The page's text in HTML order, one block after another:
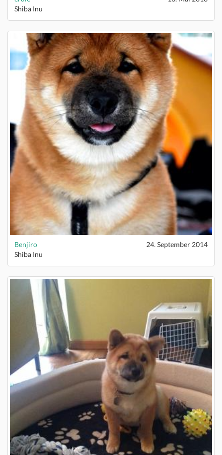
Shiba Inu
Benjiro
24. September 2014
Shiba Inu